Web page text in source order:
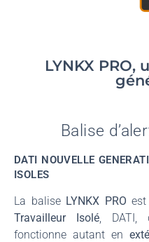
LYNKX PRO,
Balise
DATI NOUVELLE
ISOLES
La baliseLYNKX PRO
Travailleur Isolé, DATI,
fonctionne autant en